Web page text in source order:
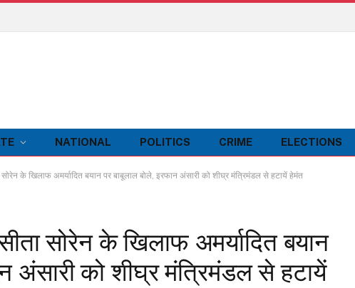
NATIONAL POLITICS CRIME ELECTIONS
के खिलाफ अमर्यादित बयान पर बाबूलाल बोले, इरफान अंसारी को शीघ्र मंत्रिमंडल से हटायें हेमंत
सोरेन के खिलाफ अमर्यादित बयान
अंसारी को शीघ्र मंत्रिमंडल से हटायें